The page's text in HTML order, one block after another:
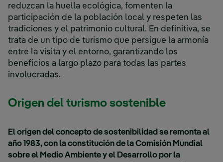
reduzcan la huella ecológica, fomenten la
participación de la población local y respeten las
tradiciones y el patrimonio cultural. En definitiva, se
trata de un tipo de turismo que persigue la armonía
entre la visita y el entorno, garantizando los
beneficios a largo plazo para todas las partes
involucradas.
Origen del turismo sostenible
El origen del concepto de sostenibilidad se remonta al
año 1983, con la constitución de la Comisión Mundial
sobre el Medio Ambiente y el Desarrollo por la